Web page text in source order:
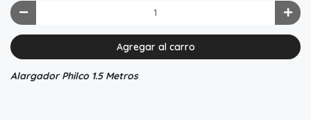
Agregar al carro
Alargador Philco 1.5 Metros